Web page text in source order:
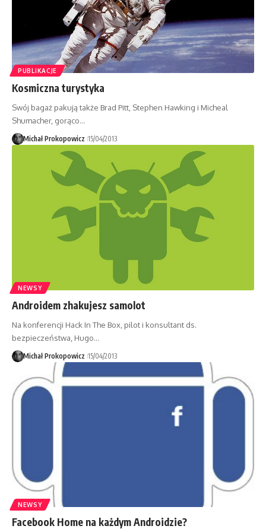
PUBLIKACJE
Kosmiczna turystyka
Swój bagaż pakują także Brad Pitt, Stephen Hawking i Micheal
Shumacher, gorąco…
Michał Prokopowicz 15/04/2013
NEWSY
Androidem zhakujesz samolot
Na konferencji Hack In The Box, pilot i konsultant ds.
bezpieczeństwa, Hugo…
Michał Prokopowicz 15/04/2013
NEWSY
Facebook Home na każdym Androidzie?